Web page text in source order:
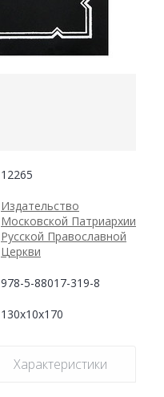
12265
Издательство
Московской Патриархии
Русской Православной
Церкви
978-5-88017-319-8
130x10x170
Характеристики